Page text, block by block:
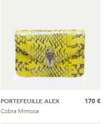
PORTEFEUILLE ALEX
Cobra Mimosa
170 €